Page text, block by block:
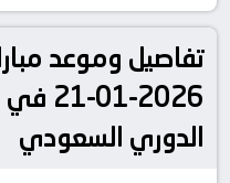
تفاصيل وموعد
الدوري السعودي